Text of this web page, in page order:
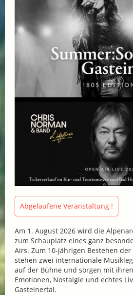
Abgelaufene Veranstaltung !
Am 1. August 2026 wird die
zum Schauplatz eines ganz
Airs. Zum 10-jährigen Bestehen
stehen zwei internationale
auf der Bühne und sorgen mit
Emotionen, Nostalgie und echtes
Gasteinertal.